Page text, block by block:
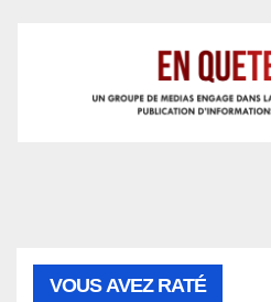
VOUS AVEZ RATÉ